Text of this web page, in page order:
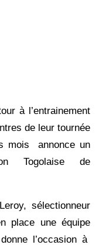
à l’entrainement
de leur tournée
mois annonce un
Togolaise de
sélectionneur
place une équipe
l’occasion à